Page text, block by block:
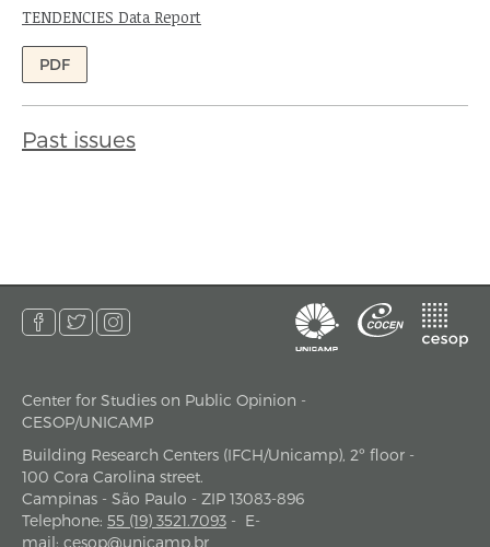
TENDENCIES Data Report
Authors:
PDF
Past issues
address
Center for Studies on Public Opinion -
CESOP/UNICAMP
Building Research Centers (IFCH/Unicamp), 2º floor -
100 Cora Carolina street.
Campinas - São Paulo - ZIP 13083-896
Telephone: 55 (19) 3521.7093 - E-
mail: cesop@unicamp.br